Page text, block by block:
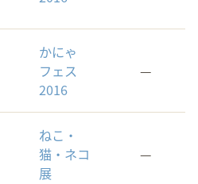
かにゃ
フェス
2016
—
ねこ・
猫・ネコ
展
—